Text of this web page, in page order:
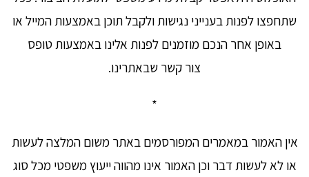
שתחפצו לפנות בענייני נגישות ולקבל תוכן באמצעות המייל או
באופן אחר הנכם מוזמנים לפנות אלינו באמצעות טופס
צור קשר שבאתרינו.
*
אין האמור במאמרים המפורסמים באתר משום המלצה לעשות
או לא לעשות דבר וכן האמור אינו מהווה ייעוץ משפטי מכל סוג